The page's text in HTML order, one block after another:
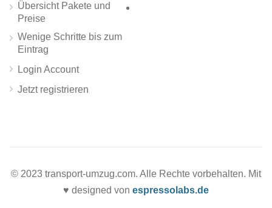
Übersicht Pakete und
Preise
Wenige Schritte bis zum
Eintrag
Login Account
Jetzt registrieren
© 2023 transport-umzug.com. Alle Rechte vorbehalten. Mit
♥ designed von espressolabs.de